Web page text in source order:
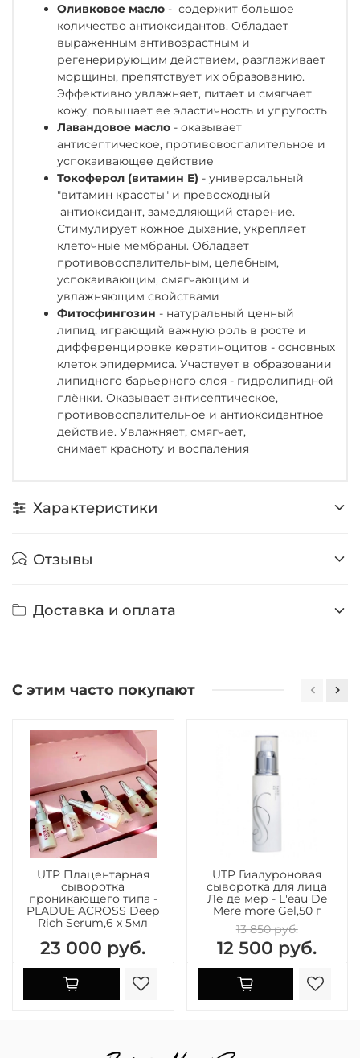
Оливковое масло - содержит большое
количество антиоксидантов. Обладает
выраженным антивозрастным и
регенерирующим действием, разглаживает
морщины, препятствует их образованию.
Эффективно увлажняет, питает и смягчает
кожу, повышает ее эластичность и упругость
Лавандовое масло - оказывает
антисептическое, противовоспалительное и
успокаивающее действие
Токоферол (витамин Е) - универсальный
"витамин красоты" и превосходный
антиоксидант, замедляющий старение.
Стимулирует кожное дыхание, укрепляет
клеточные мембраны. Обладает
противовоспалительным, целебным,
успокаивающим, смягчающим и
увлажняющим свойствами
Фитосфингозин - натуральный ценный
липид, играющий важную роль в росте и
дифференцировке кератиноцитов - основных
клеток эпидермиса. Участвует в образовании
липидного барьерного слоя - гидролипидной
плёнки. Оказывает антисептическое,
противовоспалительное и антиоксидантное
действие. Увлажняет, смягчает,
снимает красноту и воспаления
Характеристики
Отзывы
Доставка и оплата
С этим часто покупают
UTP Плацентарная
сыворотка
проникающего типа -
PLADUE ACROSS Deep
Rich Serum,6 х 5мл
23 000 руб.
UTP Гиалуроновая
сыворотка для лица
Ле де мер - L'eau De
Mere more Gel,50 г
13 850 руб.
12 500 руб.